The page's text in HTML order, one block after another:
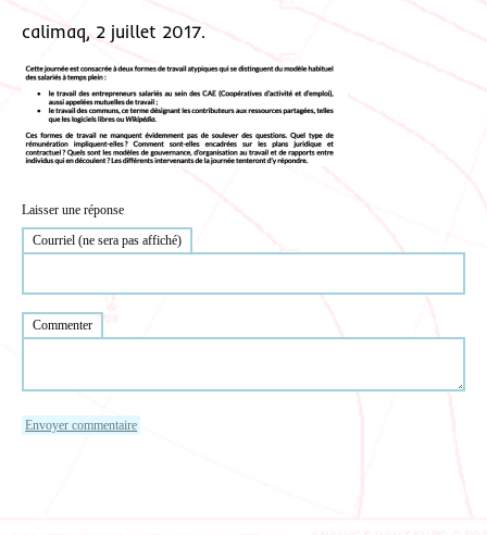
calimaq, 2 juillet 2017.
Laisser une réponse
Courriel (ne sera pas affiché)
Commenter